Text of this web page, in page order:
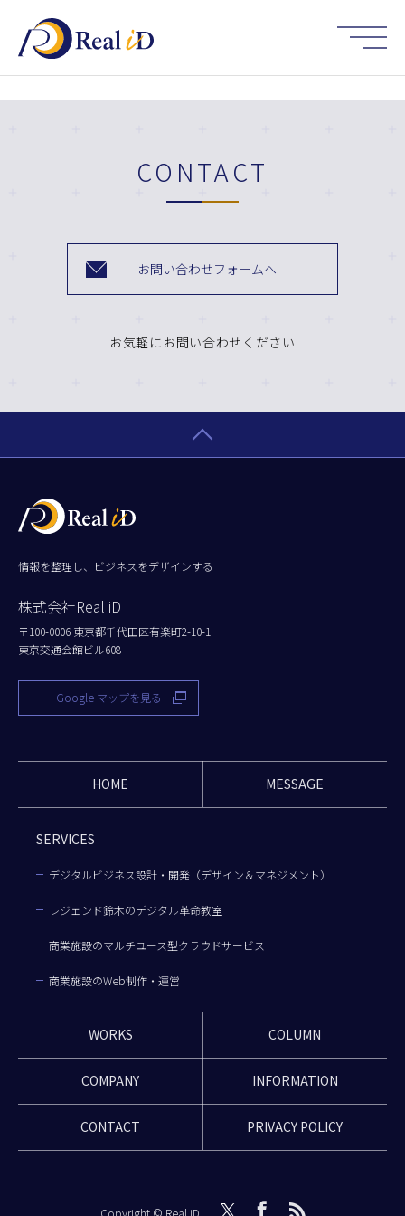
CONTACT
お問い合わせフォームへ
お気軽にお問い合わせください
情報を整理し、ビジネスをデザインする
株式会社Real iD
〒100-0006 東京都千代田区有楽町2-10-1
東京交通会館ビル608
Google マップを見る
HOME MESSAGE
SERVICES
デジタルビジネス設計・開発（デザイン＆マネジメント）
レジェンド鈴木のデジタル革命教室
商業施設のマルチユース型クラウドサービス
商業施設のWeb制作・運営
WORKS COLUMN
COMPANY INFORMATION
CONTACT PRIVACY POLICY
Copyright © Real iD